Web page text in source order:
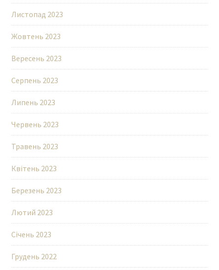
Листопад 2023
Жовтень 2023
Вересень 2023
Серпень 2023
Липень 2023
Червень 2023
Травень 2023
Квітень 2023
Березень 2023
Лютий 2023
Січень 2023
Грудень 2022